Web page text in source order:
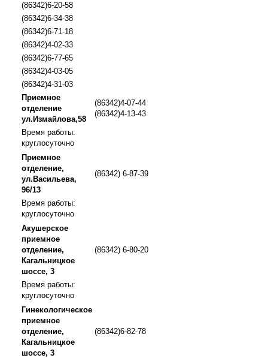
(86342)6-20-58
(86342)6-34-38
(86342)6-71-18
(86342)4-02-33
(86342)6-77-65
(86342)4-03-05
(86342)4-31-03
Приемное
отделение
ул.Измайлова,58
(86342)4-07-44
(86342)4-13-43
Время работы:
круглосуточно
Приемное
отделение,
ул.Васильева,
96/13
(86342) 6-87-39
Время работы:
круглосуточно
Акушерское
приемное
отделение,
Кагальницкое
шоссе, 3
(86342) 6-80-20
Время работы:
круглосуточно
Гинекологическое
приемное
отделение,
Кагальницкое
шоссе, 3
(86342)6-82-78